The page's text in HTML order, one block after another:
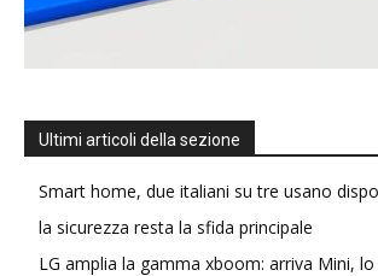
Ultimi articoli della sezione
Smart home, due italiani su tre usano
la sicurezza resta la sfida principale
LG amplia la gamma xboom: arriva Mini,